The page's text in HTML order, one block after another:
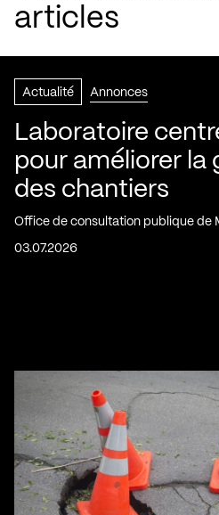
articles
Actualité Annonces
Laboratoire
pour améliorer la
des chantiers
Office de consultation publique de
03.07.2026